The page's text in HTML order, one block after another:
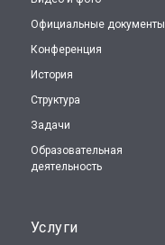
Официальные документы
Конференция
История
Структура
Задачи
Образовательная
деятельность
Услуги